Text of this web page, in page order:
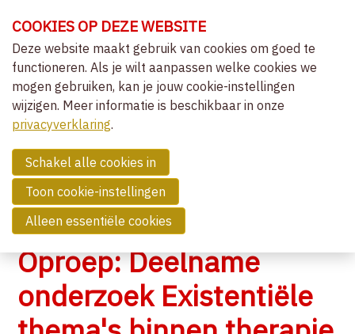
links
over
Spring
naar
de
navigatie
naar
de
inhoud
Oproep: Deelname
onderzoek Existentiële
OVER VVCEPC
CLIËNTGERICHT-EXPERIËNTIEEL
NIEUWS
OVERZICHT ACTIVITEITEN
NIEUWS
COMMUNITY
ZOEK EEN THERAPEUT
CONTACT
COOKIES OP DEZE WEBSITE
Deze website maakt gebruik van cookies om goed te
functioneren. Als je wilt aanpassen welke cookies we
mogen gebruiken, kan je jouw cookie-instellingen
wijzigen. Meer informatie is beschikbaar in onze
privacyverklaring.
Schakel alle cookies in
Toon cookie-instellingen
Alleen essentiële cookies